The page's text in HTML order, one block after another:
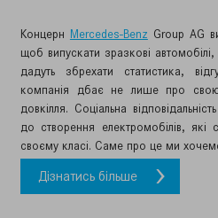
Концерн Mercedes-Benz Group AG
щоб випускати зразкові
дадуть збрехати статистика,
компанія дбає не лише про
довкілля. Соціальна
до створення електромобілів,
своєму класі. Саме про це ми
Дізнатись більше